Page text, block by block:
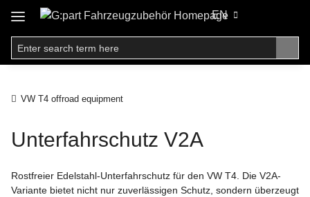
EN
VW T4 offroad equipment
Unterfahrschutz V2A
Rostfreier Edelstahl-Unterfahrschutz für den VW T4. Die V2A-
Variante bietet nicht nur zuverlässigen Schutz, sondern überzeugt